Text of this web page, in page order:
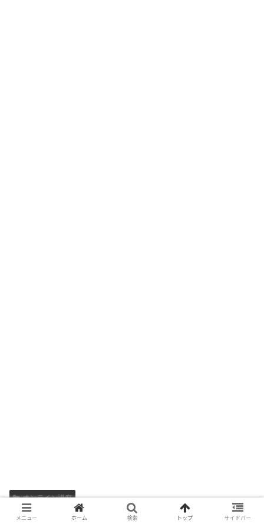
オンライン講座
メニュー ホーム 検索 トップ サイドバー